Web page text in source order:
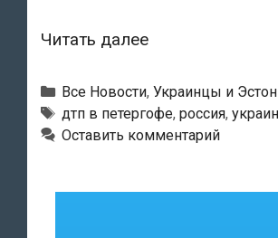
Читать далееСтрашное
в
Петергофе:
за
BMW
Рубрики
Все Новости, Украинцы и
Метки
дтп в петергофе, россия,
Оставить комментарий